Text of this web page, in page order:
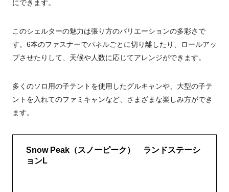
にできます。
このシェルターの魅力は張り方のバリエーションの多彩さで
す。6本のファスナーでパネルごとに切り離したり、ロールアッ
プさせたりして、天候や人数に応じてアレンジができます。
多くのソロ用の子テントを使用したグルキャンや、大型の子テ
ントを入れてのファミキャンなど、さまざまな楽しみ方ができ
ます。
Snow Peak（スノーピーク） ランドステーシ
ョンL